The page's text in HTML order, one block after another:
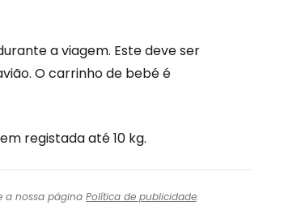
a viagem. Este deve ser
O carrinho de bebé é
registada até 10 kg.
a nossa página Política de publicidade.